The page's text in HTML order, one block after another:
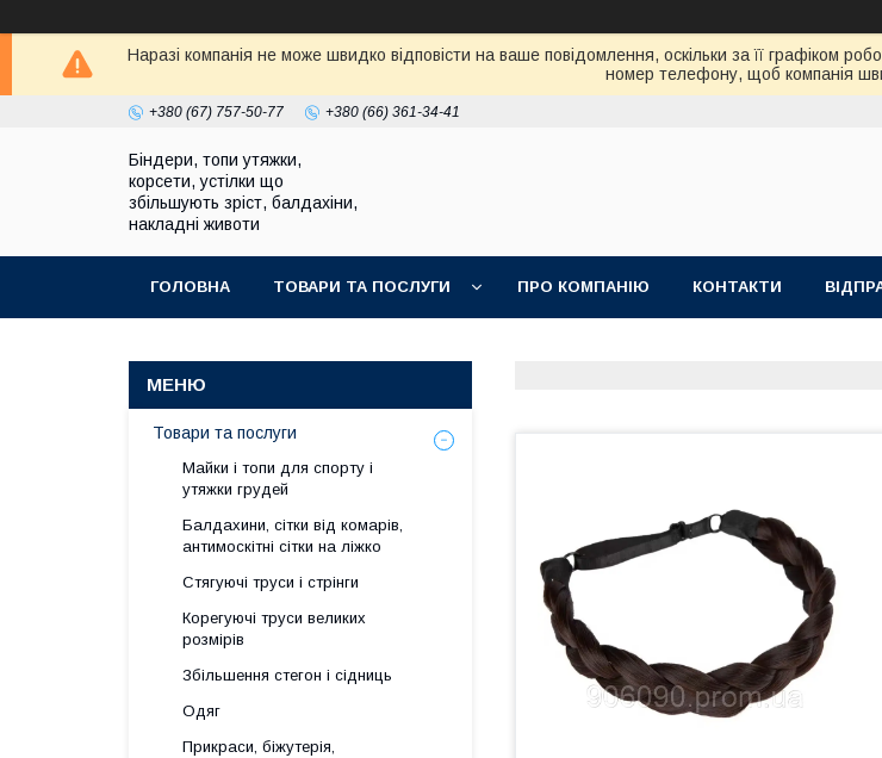
Наразі компанія не може швидко відповісти на ваше повідомлення, оскільки за її графіком
номер телефону, щоб компанія
+380 (67) 757-50-77 +380 (66) 361-34-41
Біндери, топи утяжки,
корсети, устілки що
збільшують зріст, балдахіни,
накладні животи
ГОЛОВНА ТОВАРИ ТА ПОСЛУГИ ПРО КОМПАНІЮ КОНТАКТИ
Товари та послуги
Майки і топи для спорту і
утяжки грудей
Балдахини, сітки від комарів,
антимоскітні сітки на ліжко
Стягуючі труси і стрінги
Корегуючі труси великих
розмірів
Збільшення стегон і сідниць
Одяг
Прикраси, біжутерія,